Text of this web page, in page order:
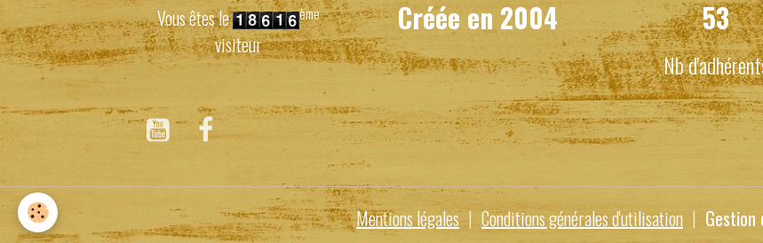
Vous êtes le ème
visiteur
Créée en 2004 53
Nb
Mentions légales Conditions générales d'utilisation Gestion